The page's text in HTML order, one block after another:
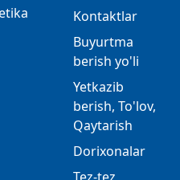
Kontaktlar
Buyurtma
berish yo'li
Yetkazib
berish, To'lov,
Qaytarish
Dorixonalar